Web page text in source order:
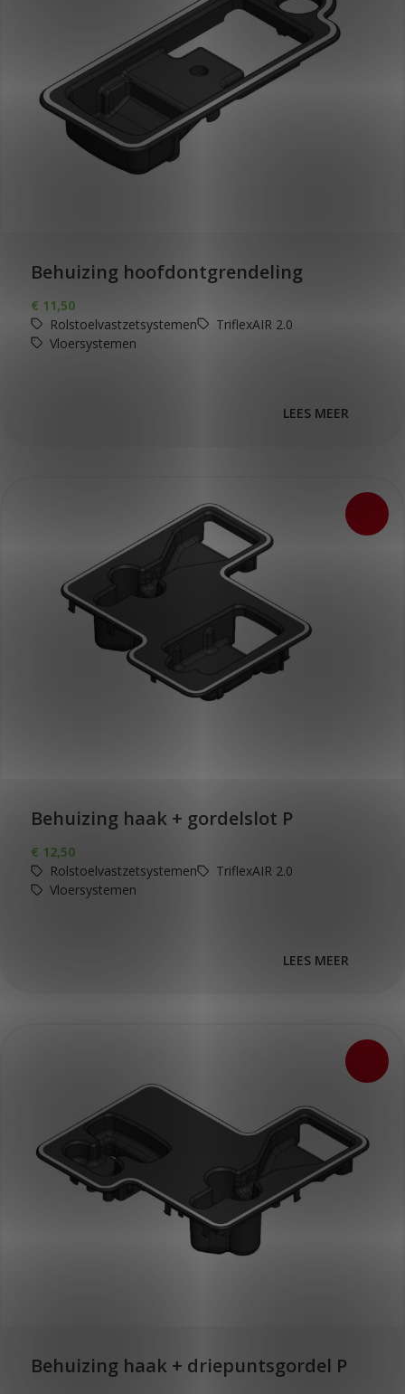
Behuizing hoofdontgrendeling
€ 11,50
Rolstoelvastzetsystemen
TriflexAIR 2.0
Vloersystemen
LEES MEER
Behuizing haak + gordelslot P
€ 12,50
Rolstoelvastzetsystemen
TriflexAIR 2.0
Vloersystemen
LEES MEER
Behuizing haak + driepuntsgordel P